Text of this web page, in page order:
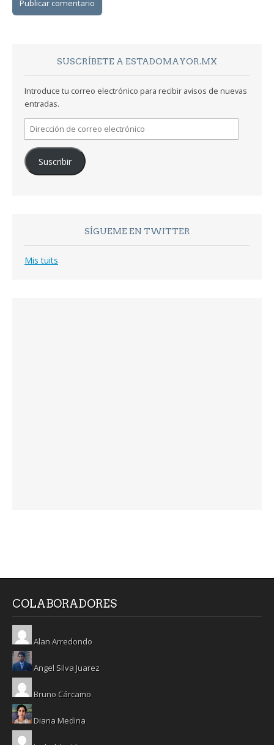
SUSCRÍBETE A ESTADOMAYOR.MX
Introduce tu correo electrónico para recibir avisos de nuevas
entradas.
Dirección
de
correo
electrónico
Suscribir
SÍGUEME EN TWITTER
Mis tuits
COLABORADORES
Alan Arredondo
Angel Silva Juarez
Bruno Cárcamo
Diana Medina